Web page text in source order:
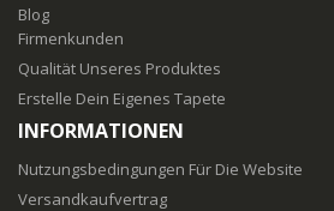
Blog
Firmenkunden
Qualität Unseres Produktes
Erstelle Dein Eigenes Tapete
INFORMATIONEN
Nutzungsbedingungen Für Die Website
Versandkaufvertrag